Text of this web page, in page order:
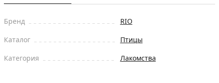
Бренд
RIO
Каталог
Птицы
Категория
Лакомства